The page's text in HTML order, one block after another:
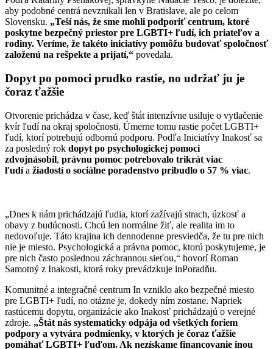
aby podobné centrá nevznikali len v Bratislave, ale po celom
Slovensku. „Teší nás, že sme mohli podporiť centrum, ktoré
poskytne bezpečný priestor pre LGBTI+ ľudí, ich priateľov a
rodiny. Veríme, že takéto iniciatívy pomôžu budovať spoločnosť
založenú na rešpekte a prijatí,“ povedala.
Dopyt po pomoci prudko rastie, no udržať ju je
čoraz ťažšie
Otvorenie prichádza v čase, keď štát intenzívne usiluje o vytlačenie
kvír ľudí na okraj spoločnosti. Úmerne tomu rastie počet LGBTI+
ľudí, ktorí potrebujú odbornú podporu. Podľa Iniciatívy Inakosť sa
za posledný rok dopyt po psychologickej pomoci
zdvojnásobil, právnu pomoc potrebovalo trikrát viac
ľudía žiadostí o sociálne poradenstvo pribudlo o 57 % viac.
„Dnes k nám prichádzajú ľudia, ktorí zažívajú strach, úzkosť a
obavy z budúcnosti. Chcú len normálne žiť, ale realita im to
nedovoľuje. Táto krajina ich dennodenne presviedča, že tu pre nich
nie je miesto. Psychologická a právna pomoc, ktorú poskytujeme, je
pre nich často poslednou záchrannou sieťou,“ hovorí Roman
Samotný z Inakosti, ktorá roky prevádzkuje inPoradňu.
Komunitné a integračné centrum In vzniklo ako bezpečné miesto
pre LGBTI+ ľudí, no otázne je, dokedy ním zostane. Napriek
rastúcemu dopytu, organizácie ako Inakosť prichádzajú o verejné
zdroje. „Štát nás systematicky odpája od všetkých foriem
podpory a vytvára podmienky, v ktorých je čoraz ťažšie
pomáhať LGBTI+ ľuďom. Ak nezískame financovanie inou